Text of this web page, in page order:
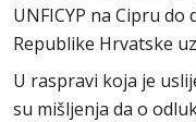
UNFICYP na Cipru
Republike Hrvatske
U raspravi koja je
su mišljenja da o